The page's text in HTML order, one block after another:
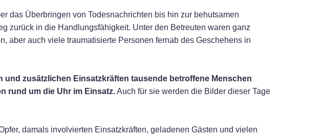
das Überbringen von Todesnachrichten bis hin zur behutsamen
zurück in die Handlungsfähigkeit. Unter den Betreuten waren ganz
aber auch viele traumatisierte Personen fernab des Geschehens in
und zusätzlichen Einsatzkräften tausende betroffene Menschen
rund um die Uhr im Einsatz.Auch für sie werden die Bilder dieser Tage
damals involvierten Einsatzkräften, geladenen Gästen und vielen